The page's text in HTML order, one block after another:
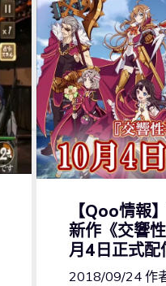
【Qoo情報
新作《交響
月4日正式配
2018/09/24 作